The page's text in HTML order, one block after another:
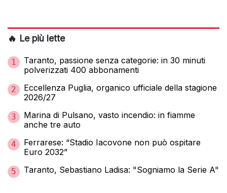
🔥 Le più lette
1
Taranto, passione senza categorie: in 30 minuti
polverizzati 400 abbonamenti
2
Eccellenza Puglia, organico ufficiale della stagione
2026/27
3
Marina di Pulsano, vasto incendio: in fiamme
anche tre auto
4
Ferrarese: “Stadio Iacovone non può ospitare
Euro 2032”
5 Taranto, Sebastiano Ladisa: "Sogniamo la Serie A"